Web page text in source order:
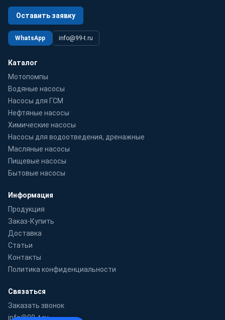
Оставить заявку
WhatsApp info@99-t.ru
Каталог
Мотопомпы
Водяные насосы
Насосы для ГСМ
Нефтяные насосы
Химические насосы
Насосы для водоотведения, дренажные
Масляные насосы
Пищевые насосы
Бытовые насосы
Информация
Продукция
Заказ-Купить
Доставка
Статьи
Контакты
Политика конфиденциальности
Связаться
Заказать звонок
info@99-t.ru